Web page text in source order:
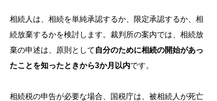
相続人は、相続を単純承認するか、限定承認するか、相
続放棄するかを検討します。裁判所の案内では、相続放
棄の申述は、原則として 自分のために相続の開始があっ
たことを知ったときから3か月以内です。
相続税の申告が必要な場合、国税庁は、被相続人が死亡